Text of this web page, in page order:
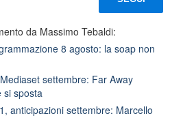
da Massimo Tebaldi:
8 agosto: la soap non
settembre: Far Away
si sposta
anticipazioni settembre: Marcello